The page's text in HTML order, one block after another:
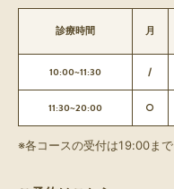
診療時間 月
10:00~11:30 /
11:30~20:00 ○
※各コースの受付は19:00まで